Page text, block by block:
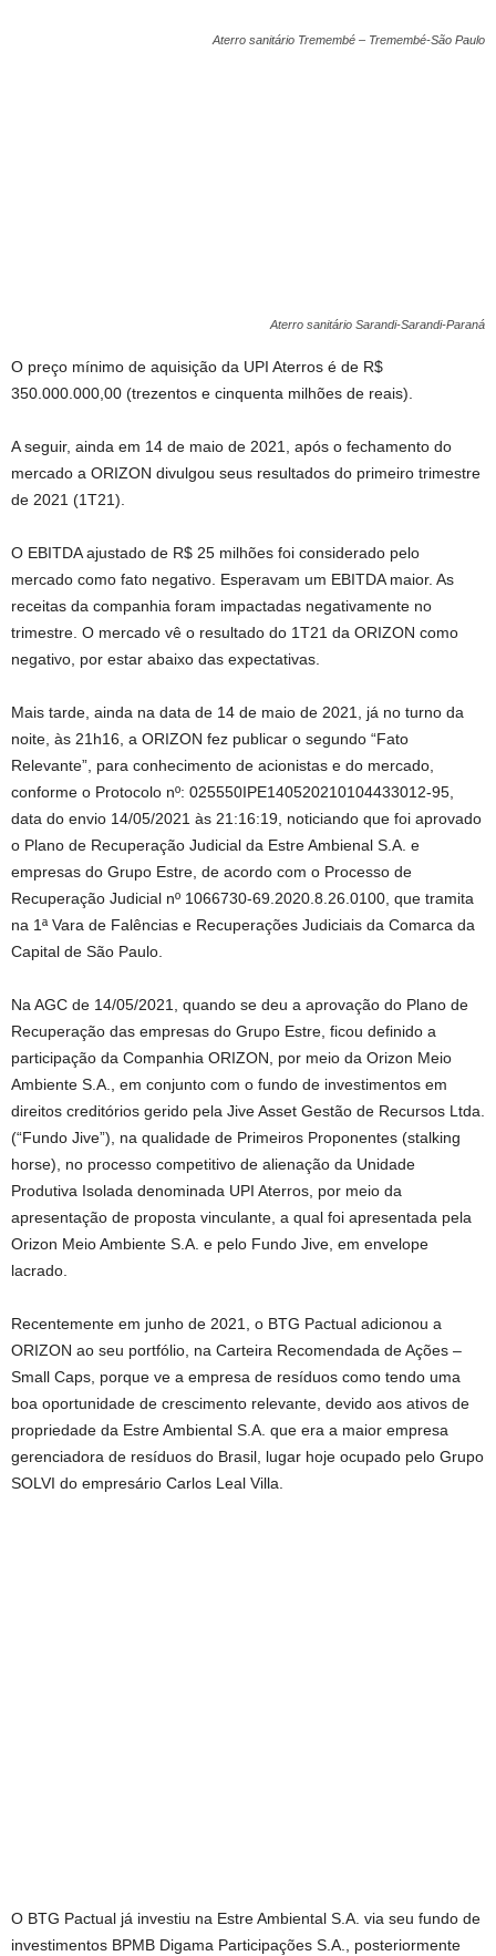
Aterro sanitário Tremembé – Tremembé-São Paulo
Aterro sanitário Sarandi-Sarandi-Paraná
O preço mínimo de aquisição da UPI Aterros é de R$
350.000.000,00 (trezentos e cinquenta milhões de reais).
A seguir, ainda em 14 de maio de 2021, após o fechamento do
mercado a ORIZON divulgou seus resultados do primeiro trimestre
de 2021 (1T21).
O EBITDA ajustado de R$ 25 milhões foi considerado pelo
mercado como fato negativo. Esperavam um EBITDA maior. As
receitas da companhia foram impactadas negativamente no
trimestre. O mercado vê o resultado do 1T21 da ORIZON como
negativo, por estar abaixo das expectativas.
Mais tarde, ainda na data de 14 de maio de 2021, já no turno da
noite, às 21h16, a ORIZON fez publicar o segundo “Fato
Relevante”, para conhecimento de acionistas e do mercado,
conforme o Protocolo nº: 025550IPE140520210104433012-95,
data do envio 14/05/2021 às 21:16:19, noticiando que foi aprovado
o Plano de Recuperação Judicial da Estre Ambienal S.A. e
empresas do Grupo Estre, de acordo com o Processo de
Recuperação Judicial nº 1066730-69.2020.8.26.0100, que tramita
na 1ª Vara de Falências e Recuperações Judiciais da Comarca da
Capital de São Paulo.
Na AGC de 14/05/2021, quando se deu a aprovação do Plano de
Recuperação das empresas do Grupo Estre, ficou definido a
participação da Companhia ORIZON, por meio da Orizon Meio
Ambiente S.A., em conjunto com o fundo de investimentos em
direitos creditórios gerido pela Jive Asset Gestão de Recursos Ltda.
(“Fundo Jive”), na qualidade de Primeiros Proponentes (stalking
horse), no processo competitivo de alienação da Unidade
Produtiva Isolada denominada UPI Aterros, por meio da
apresentação de proposta vinculante, a qual foi apresentada pela
Orizon Meio Ambiente S.A. e pelo Fundo Jive, em envelope
lacrado.
Recentemente em junho de 2021, o BTG Pactual adicionou a
ORIZON ao seu portfólio, na Carteira Recomendada de Ações –
Small Caps, porque ve a empresa de resíduos como tendo uma
boa oportunidade de crescimento relevante, devido aos ativos de
propriedade da Estre Ambiental S.A. que era a maior empresa
gerenciadora de resíduos do Brasil, lugar hoje ocupado pelo Grupo
SOLVI do empresário Carlos Leal Villa.
O BTG Pactual já investiu na Estre Ambiental S.A. via seu fundo de
investimentos BPMB Digama Participações S.A., posteriormente